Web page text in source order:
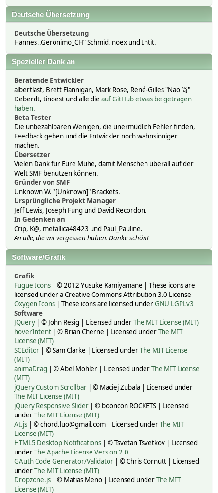
Deutsche Übersetzung
Deutsche Übersetzung
Hannes „Geronimo_CH“ Schmid, noex und Intit.
Spezieller Dank an
Beratende Entwickler
albertlast, Brett Flannigan, Mark Rose, René-Gilles "Nao 尚"
Deberdt, tinoest und alle die auf GitHub etwas beigetragen
haben.
Beta-Tester
Die unbezahlbaren Wenigen, die unermüdlich Fehler finden,
Feedback geben und die Entwickler noch wahnsinniger
machen.
Übersetzer
Vielen Dank für Eure Mühe, damit Menschen überall auf der
Welt SMF benutzen können.
Gründer von SMF
Unknown W. "[Unknown]" Brackets.
Ursprüngliche Projekt Manager
Jeff Lewis, Joseph Fung und David Recordon.
In Gedenken an
Crip, K@, metallica48423 und Paul_Pauline.
An alle, die wir vergessen haben: Danke schön!
Software/Grafik
Grafik
Fugue Icons | © 2012 Yusuke Kamiyamane | These icons are
licensed under a Creative Commons Attribution 3.0 License
Oxygen Icons | These icons are licensed underGNU LGPLv3
Software
JQuery | © John Resig | Licensed underThe MIT License (MIT)
hoverIntent | © Brian Cherne | Licensed underThe MIT
License (MIT)
SCEditor | © Sam Clarke | Licensed underThe MIT License
(MIT)
animaDrag | © Abel Mohler | Licensed underThe MIT License
(MIT)
jQuery Custom Scrollbar | © Maciej Zubala | Licensed under
The MIT License (MIT)
jQuery Responsive Slider | © booncon ROCKETS | Licensed
underThe MIT License (MIT)
At.js | © chord.luo@gmail.com | Licensed underThe MIT
License (MIT)
HTML5 Desktop Notifications | © Tsvetan Tsvetkov | Licensed
underThe Apache License Version 2.0
GAuth Code Generator/Validator | © Chris Cornutt | Licensed
underThe MIT License (MIT)
Dropzone.js | © Matias Meno | Licensed underThe MIT
License (MIT)